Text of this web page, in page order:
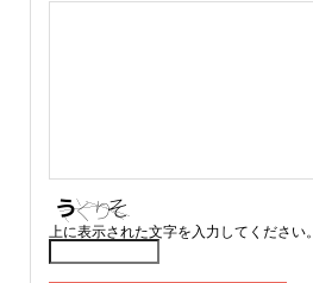
上に表示された文字を入力してください。